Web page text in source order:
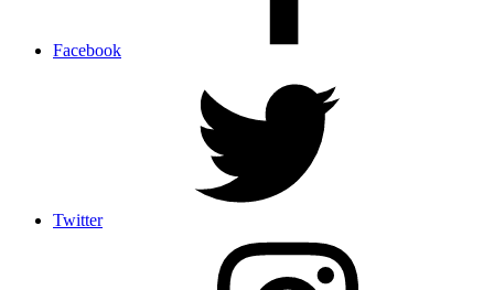
Facebook
Twitter